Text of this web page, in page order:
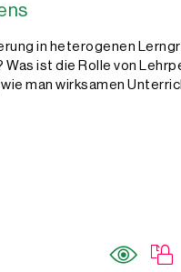
in heterogenen
ist die Rolle von
man wirksamen